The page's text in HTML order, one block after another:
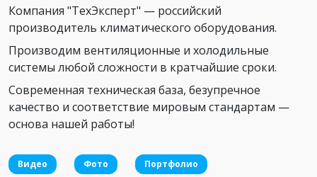
Компания "ТехЭксперт" — российский
производитель климатического оборудования.
Производим вентиляционные и холодильные
системы любой сложности в кратчайшие сроки.
Современная техническая база, безупречное
качество и соответствие мировым стандартам —
основа нашей работы!
Видео Фото Портфолио